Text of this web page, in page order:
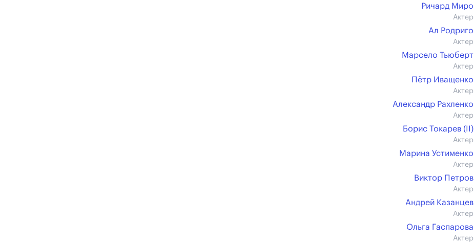
Ричард Миро
Актер
Ал Родриго
Актер
Марсело Тьюберт
Актер
Пётр Иващенко
Актер
Александр Рахленко
Актер
Борис Токарев (II)
Актер
Марина Устименко
Актер
Виктор Петров
Актер
Андрей Казанцев
Актер
Ольга Гаспарова
Актер